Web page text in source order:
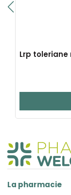
Lrp
La pharmacie